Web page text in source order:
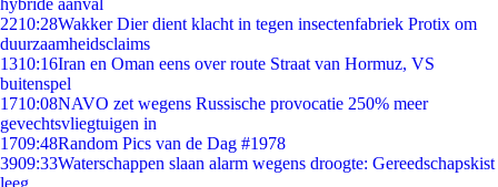
hybride aanval
2210:28Wakker Dier dient klacht in tegen insectenfabriek Protix om
duurzaamheidsclaims
1310:16Iran en Oman eens over route Straat van Hormuz, VS
buitenspel
1710:08NAVO zet wegens Russische provocatie 250% meer
gevechtsvliegtuigen in
1709:48Random Pics van de Dag #1978
3909:33Waterschappen slaan alarm wegens droogte: Gereedschapskist
leeg